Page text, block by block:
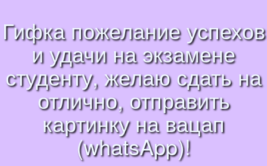
Гифка пожелание успехов
и удачи на экзамене
студенту, желаю сдать на
отлично, отправить
картинку на вацап
(whatsApp)!